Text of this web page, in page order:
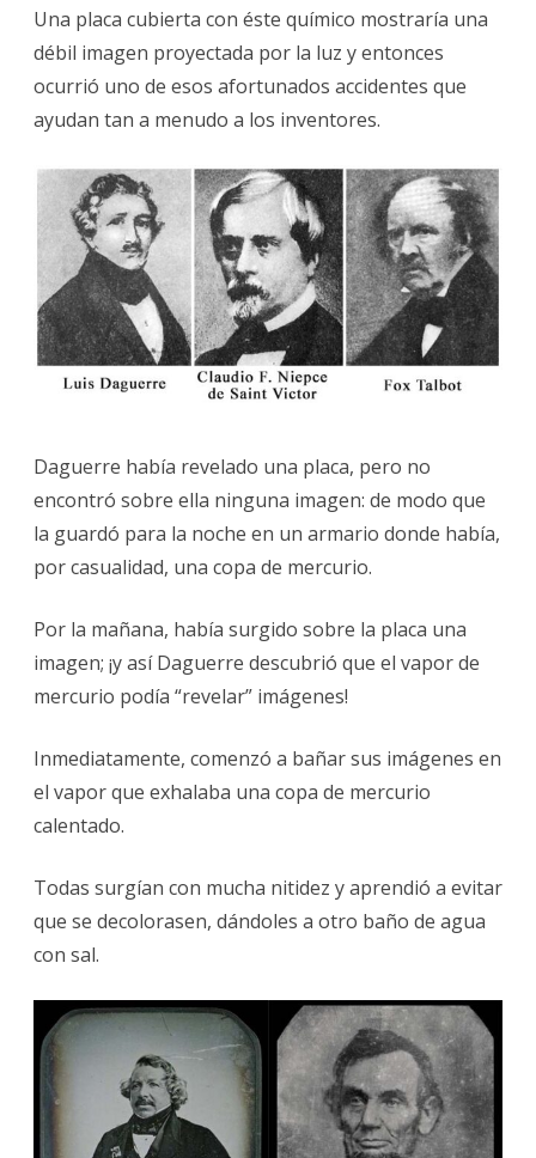
Una placa cubierta con éste químico mostraría una
débil imagen proyectada por la luz y entonces
ocurrió uno de esos afortunados accidentes que
ayudan tan a menudo a los inventores.
Daguerre había revelado una placa, pero no
encontró sobre ella ninguna imagen: de modo que
la guardó para la noche en un armario donde había,
por casualidad, una copa de mercurio.
Por la mañana, había surgido sobre la placa una
imagen; ¡y así Daguerre descubrió que el vapor de
mercurio podía “revelar” imágenes!
Inmediatamente, comenzó a bañar sus imágenes en
el vapor que exhalaba una copa de mercurio
calentado.
Todas surgían con mucha nitidez y aprendió a evitar
que se decolorasen, dándoles a otro baño de agua
con sal.